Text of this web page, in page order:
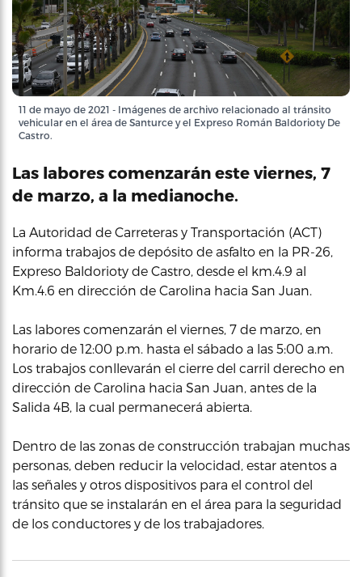
11 de mayo de 2021 - Imágenes de archivo relacionado al tránsito
vehicular en el área de Santurce y el Expreso Román Baldorioty De
Castro.
Las labores comenzarán este viernes, 7
de marzo, a la medianoche.
La Autoridad de Carreteras y Transportación (ACT)
informa trabajos de depósito de asfalto en la PR-26,
Expreso Baldorioty de Castro, desde el km.4.9 al
Km.4.6 en dirección de Carolina hacia San Juan.
Las labores comenzarán el viernes, 7 de marzo, en
horario de 12:00 p.m. hasta el sábado a las 5:00 a.m.
Los trabajos conllevarán el cierre del carril derecho en
dirección de Carolina hacia San Juan, antes de la
Salida 4B, la cual permanecerá abierta.
Dentro de las zonas de construcción trabajan muchas
personas, deben reducir la velocidad, estar atentos a
las señales y otros dispositivos para el control del
tránsito que se instalarán en el área para la seguridad
de los conductores y de los trabajadores.